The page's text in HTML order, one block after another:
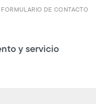
FORMULARIO DE CONTACTO
y servicio